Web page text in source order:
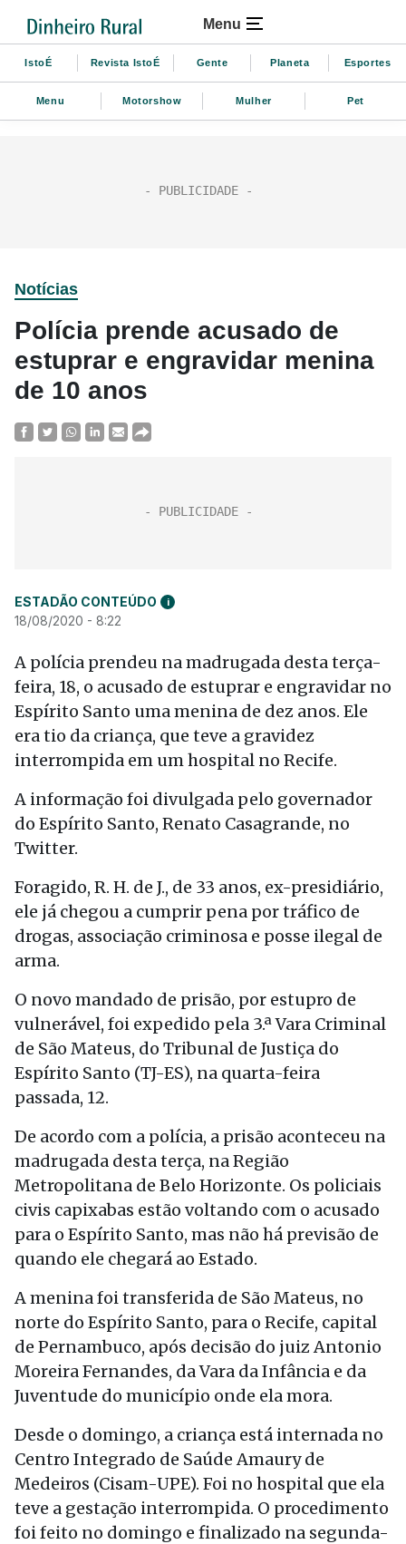
Menu
IstoÉ Revista IstoÉ Gente Planeta Esportes
Menu Motorshow Mulher Pet
Notícias
Polícia prende acusado de
estuprar e engravidar menina
de 10 anos
ESTADÃO CONTEÚDO i
18/08/2020 - 8:22
A polícia prendeu na madrugada desta terça-
feira, 18, o acusado de estuprar e engravidar no
Espírito Santo uma menina de dez anos. Ele
era tio da criança, que teve a gravidez
interrompida em um hospital no Recife.
A informação foi divulgada pelo governador
do Espírito Santo, Renato Casagrande, no
Twitter.
Foragido, R. H. de J., de 33 anos, ex-presidiário,
ele já chegou a cumprir pena por tráfico de
drogas, associação criminosa e posse ilegal de
arma.
O novo mandado de prisão, por estupro de
vulnerável, foi expedido pela 3.ª Vara Criminal
de São Mateus, do Tribunal de Justiça do
Espírito Santo (TJ-ES), na quarta-feira
passada, 12.
De acordo com a polícia, a prisão aconteceu na
madrugada desta terça, na Região
Metropolitana de Belo Horizonte. Os policiais
civis capixabas estão voltando com o acusado
para o Espírito Santo, mas não há previsão de
quando ele chegará ao Estado.
A menina foi transferida de São Mateus, no
norte do Espírito Santo, para o Recife, capital
de Pernambuco, após decisão do juiz Antonio
Moreira Fernandes, da Vara da Infância e da
Juventude do município onde ela mora.
Desde o domingo, a criança está internada no
Centro Integrado de Saúde Amaury de
Medeiros (Cisam-UPE). Foi no hospital que ela
teve a gestação interrompida. O procedimento
foi feito no domingo e finalizado na segunda-